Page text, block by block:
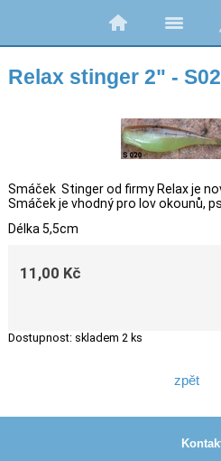
Relax stinger 2" -
Smáček Stinger od firmy Relax je
Smáček je vhodný pro lov okounů,
Délka 5,5cm
11,00 Kč
Dostupnost: skladem 2 ks
zpět